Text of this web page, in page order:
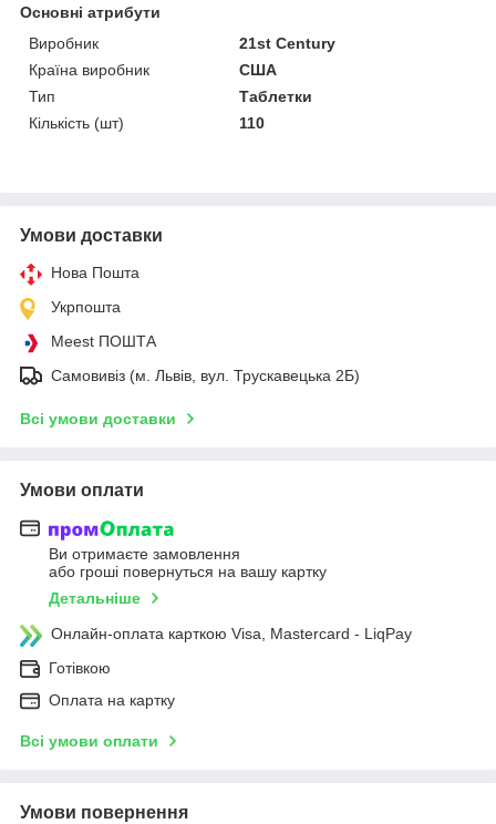
Основні атрибути
Виробник
21st Century
Країна виробник
США
Тип
Таблетки
Кількість (шт)
110
Умови доставки
Нова Пошта
Укрпошта
Meest ПОШТА
Самовивіз (м. Львів, вул. Трускавецька 2Б)
Всі умови доставки
Умови оплати
Ви отримаєте замовлення
або гроші повернуться на вашу картку
Детальніше
Онлайн-оплата карткою Visa, Mastercard - LiqPay
Готівкою
Оплата на картку
Всі умови оплати
Умови повернення